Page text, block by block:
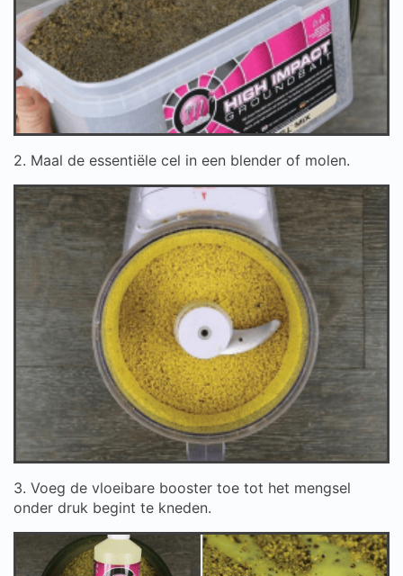
2. Maal de essentiële cel in een blender of molen.
3. Voeg de vloeibare booster toe tot het mengsel
onder druk begint te kneden.